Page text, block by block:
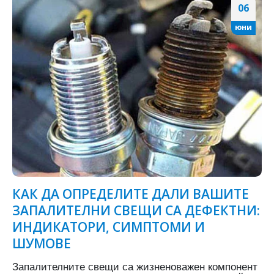
06
юни
КАК ДА ОПРЕДЕЛИТЕ ДАЛИ ВАШИТЕ
ЗАПАЛИТЕЛНИ СВЕЩИ СА ДЕФЕКТНИ:
ИНДИКАТОРИ, СИМПТОМИ И
ШУМОВЕ
Запалителните свещи са жизненоважен компонент